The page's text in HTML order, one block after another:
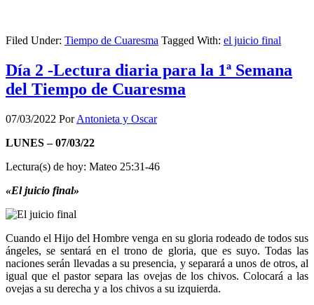
Filed Under: Tiempo de Cuaresma Tagged With: el juicio final
Día 2 -Lectura diaria para la 1ª Semana
del Tiempo de Cuaresma
07/03/2022 PorAntonieta y Oscar
LUNES – 07/03/22
Lectura(s) de hoy: Mateo 25:31-46
«El juicio final»
Cuando el Hijo del Hombre venga en su gloria rodeado de todos sus
ángeles, se sentará en el trono de gloria, que es suyo. Todas las
naciones serán llevadas a su presencia, y separará a unos de otros, al
igual que el pastor separa las ovejas de los chivos. Colocará a las
ovejas a su derecha y a los chivos a su izquierda.